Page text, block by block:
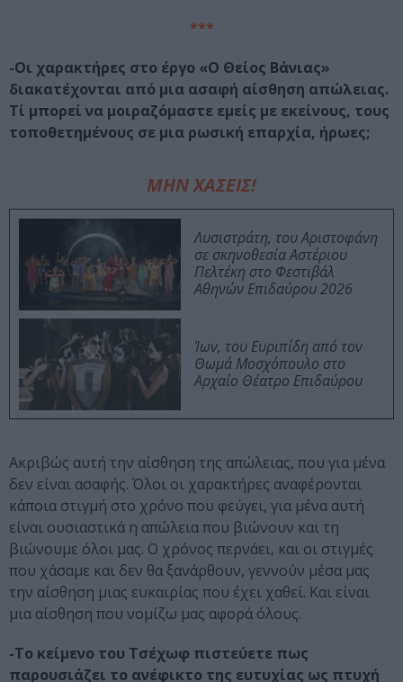
***
-Οι χαρακτήρες στο έργο «Ο Θείος Βάνιας»
διακατέχονται από μια ασαφή αίσθηση απώλειας.
Τί μπορεί να μοιραζόμαστε εμείς με εκείνους, τους
τοποθετημένους σε μια ρωσική επαρχία, ήρωες;
ΜΗΝ ΧΑΣΕΙΣ!
Λυσιστράτη, του Αριστοφάνη
σε σκηνοθεσία Αστέριου
Πελτέκη στο Φεστιβάλ
Αθηνών Επιδαύρου 2026
Ίων, του Ευριπίδη από τον
Θωμά Μοσχόπουλο στο
Αρχαίο Θέατρο Επιδαύρου
Ακριβώς αυτή την αίσθηση της απώλειας, που για μένα
δεν είναι ασαφής. Όλοι οι χαρακτήρες αναφέρονται
κάποια στιγμή στο χρόνο που φεύγει, για μένα αυτή
είναι ουσιαστικά η απώλεια που βιώνουν και τη
βιώνουμε όλοι μας. Ο χρόνος περνάει, και οι στιγμές
που χάσαμε και δεν θα ξανάρθουν, γεννούν μέσα μας
την αίσθηση μιας ευκαιρίας που έχει χαθεί. Και είναι
μια αίσθηση που νομίζω μας αφορά όλους.
-Το κείμενο του Τσέχωφ πιστεύετε πως
παρουσιάζει το ανέφικτο της ευτυχίας ως πτυχή